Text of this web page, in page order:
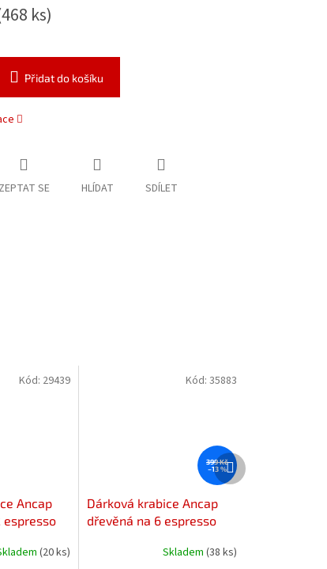
ks)
Přidat do košíku
ZEPTAT SE HLÍDAT SDÍLET
Ancap
espresso
(20 ks)
Kód: 29439
399 Kč
–13 %
Dárková krabice Ancap
dřevěná na 6 espresso
Skladem (38 ks)
Kód: 35883
Další
produkt